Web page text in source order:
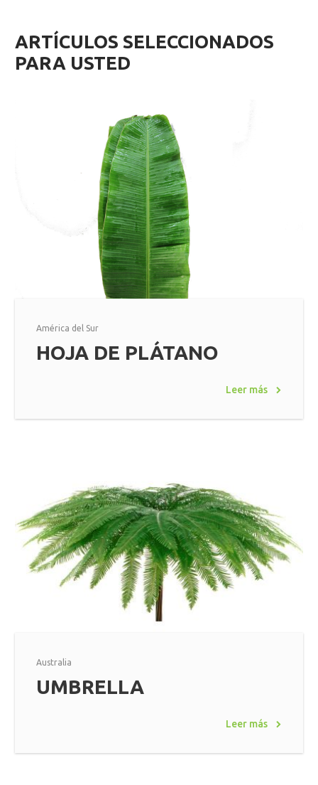
ARTÍCULOS SELECCIONADOS
PARA USTED
América del Sur
HOJA DE PLÁTANO
Leer más
Australia
UMBRELLA
Leer más